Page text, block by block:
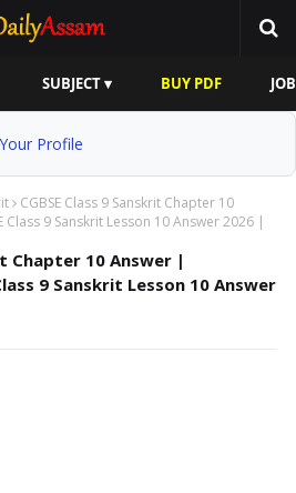
SUBJECT ▾ BUY PDF
Profile
CGBSE Class 9 Sanskrit Chapter 10
9 Sanskrit Lesson 10 Answer 2026 |
Chapter 10 Answer |
9 Sanskrit Lesson 10 Answer